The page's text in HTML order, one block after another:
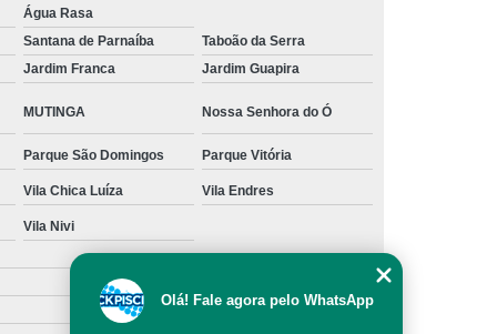
Produto para Limpar Piscina 3 em 1
Produto para Limpar Piscina Muito Suja
Fornecedor de Produtos para Piscina
Produto para Piscina Verde
e Acessórios para Piscinas
Produtos para Piscina de Alvenaria
Produtos para Piscina de Vinil
para Piscina
Água Rasa
Santana de Parnaíba
Taboão da Serra
Jardim Franca Jardim Guapira
MUTINGA Nossa Senhora do Ó
Parque São Domingos Parque Vitória
Vila Chica Luíza Vila Endres
Vila Nivi
Olá! Fale agora pelo WhatsApp